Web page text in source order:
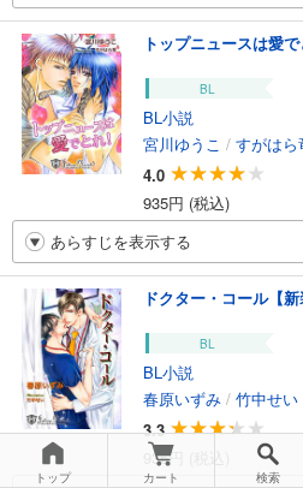
トップニュースは愛
BL
BL小説
宮川ゆうこ / すがはら
4.0
935円 (税込)
あらすじを表示する
ドクター・コール【
BL
BL小説
春原いずみ / 竹中せい
3.3
935円 (税込)
トップ カート 検索